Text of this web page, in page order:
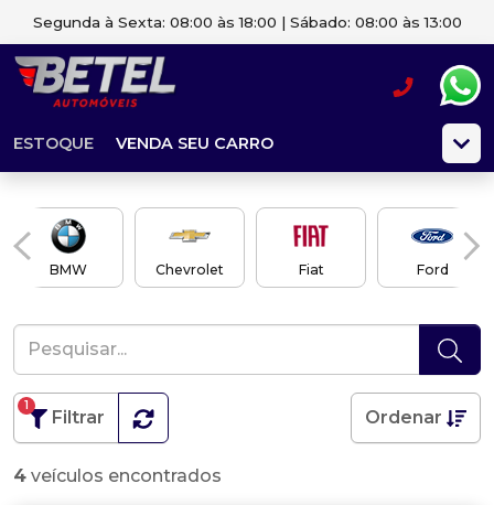
Segunda à Sexta: 08:00 às 18:00 | Sábado: 08:00 às 13:00
ESTOQUE VENDA SEU CARRO
BMW Chevrolet Fiat Ford
Filtrar
1
Ordenar
4 veículos encontrados